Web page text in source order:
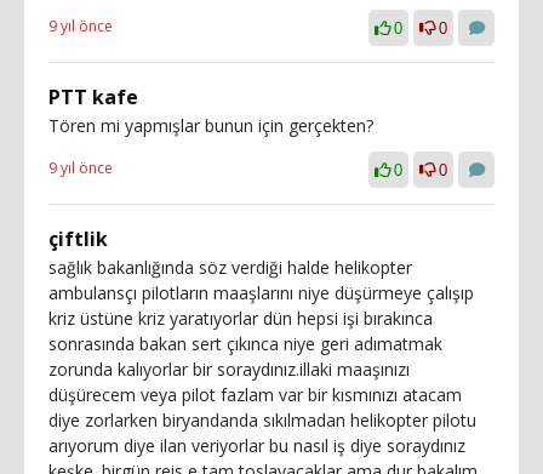
9 yıl önce 0 0
PTT kafe
Tören mi yapmışlar bunun için gerçekten?
9 yıl önce 0 0
çiftlik
sağlık bakanlığında söz verdiği halde helikopter
ambulansçı pilotların maaşlarını niye düşürmeye çalışıp
kriz üstüne kriz yaratıyorlar dün hepsi işi bırakınca
sonrasında bakan sert çıkınca niye geri adımatmak
zorunda kalıyorlar bir soraydınız.illaki maaşınızı
düşürecem veya pilot fazlam var bir kısmınızı atacam
diye zorlarken biryandanda sıkılmadan helikopter pilotu
arıyorum diye ilan veriyorlar bu nasıl iş diye soraydınız